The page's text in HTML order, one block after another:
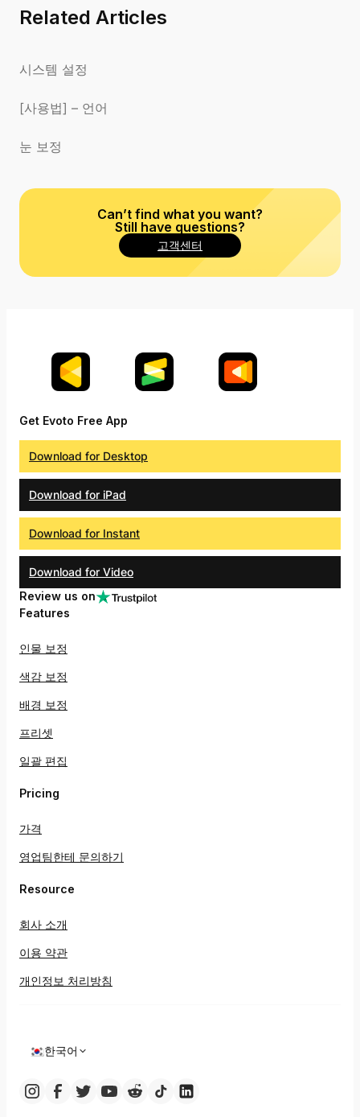
Related Articles
시스템 설정
[사용법] – 언어
눈 보정
Can’t find what you want?
Still have questions?
고객센터
Get Evoto Free App
Download for Desktop
Download for iPad
Download for Instant
Download for Video
Review us on
Features
인물 보정
색감 보정
배경 보정
프리셋
일괄 편집
Pricing
가격
영업팀한테 문의하기
Resource
회사 소개
이용 약관
개인정보 처리방침
한국어